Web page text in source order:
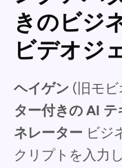
きのビジ
ビデオジ
ヘイゲン (旧モビ
ター付きの AI
ネレーター ビジ
クリプトを入力